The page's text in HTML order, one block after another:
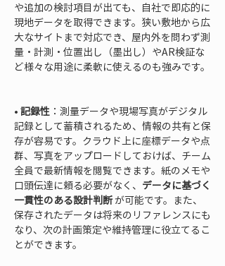
や追加の検討項目が出ても、自社で即応的に
現地データを取得できます。狭い敷地から広
大なサイトまで対応でき、屋内外を問わず測
量・計測・位置出し（墨出し）やAR検証な
ど様々な用途に柔軟に使えるのも強みです。
• 記録性 ：測量データや現場写真がデジタル
記録として蓄積されるため、情報の共有と保
存が容易です。クラウド上に座標データや点
群、写真をアップロードしておけば、チーム
全員で最新情報を閲覧できます。紙のメモや
口頭伝達に頼る必要がなく、 データに基づく
一貫性のある設計判断 が可能です。また、
保存されたデータは将来のリファレンスにも
なり、次の計画策定や維持管理に役立てるこ
とができます。